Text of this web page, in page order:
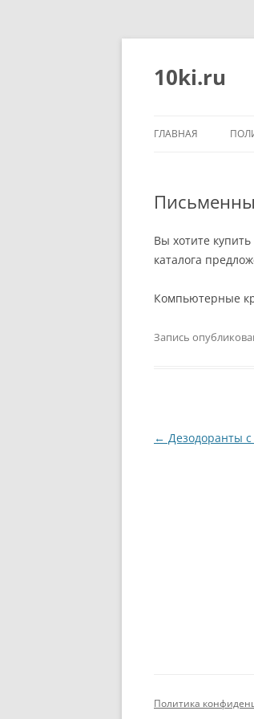
Перейти
содержимому
10ki.ru
ГЛАВНАЯ
Вы хотите
каталога
Компьютерные
Запись
Навигация
← Дезодоранты
Политика